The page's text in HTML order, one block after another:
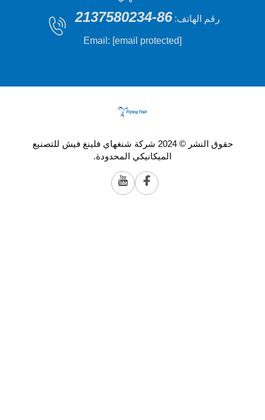
86-2137580234
Email:[email protected]
حقوق النشر © 2024 شركة شنغهاي فلينغ فيش للتصنيع
الميكانيكي المحدودة.